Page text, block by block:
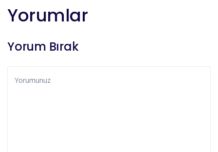
Yorumlar
Yorum Bırak